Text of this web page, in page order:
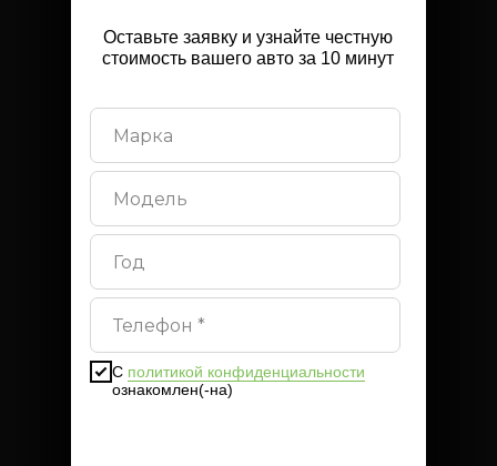
Оставьте заявку и узнайте честную
стоимость вашего авто за 10 минут
С политикой конфиденциальности
ознакомлен(-на)